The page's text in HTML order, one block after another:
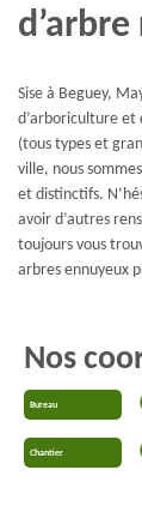
Sise à Beguey,
d’arboriculture et
(tous types et
ville, nous
et distinctifs.
avoir d’autres
toujours vous
arbres ennuyeux
Nos
Bureau
Chantier